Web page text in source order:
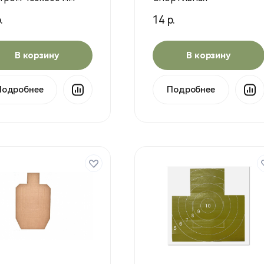
В корзину
14 р.
В корзину
Подробнее